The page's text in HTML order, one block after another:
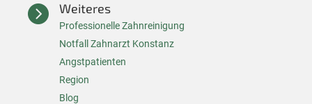
 Weiteres
Professionelle Zahnreinigung
Notfall Zahnarzt Konstanz
Angstpatienten
Region
Blog